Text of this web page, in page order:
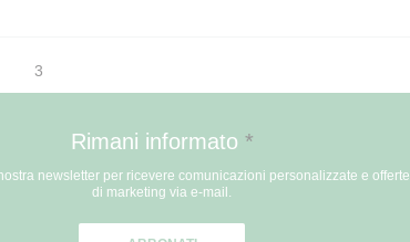
3
Rimani informato *
newsletter per ricevere comunicazioni personalizzate e offerte
di marketing via e-mail.